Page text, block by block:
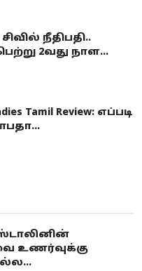
நீதிபதி..
2வது நாள...
Tamil Review: எப்படி
உணர்வுக்கு